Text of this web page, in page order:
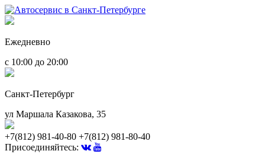
Ежедневно
с 10:00 до 20:00
Санкт-Петербург
ул Маршала Казакова, 35
+7(812) 981-40-80 +7(812) 981-80-40
Присоединяйтесь: